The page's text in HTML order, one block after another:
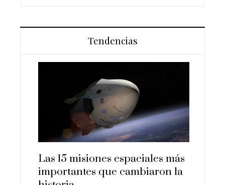
Tendencias
Las 15 misiones espaciales más
importantes que cambiaron la